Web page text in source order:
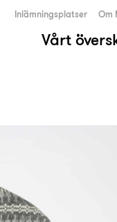
Vårt
Inlämningsplatser Om